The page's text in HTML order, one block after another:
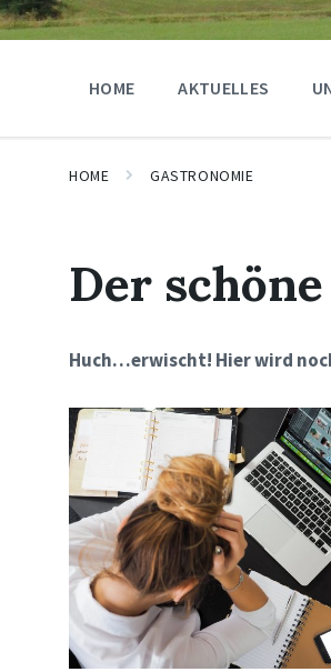
HOME AKTUELLES
HOME GASTRONOMIE
Der
Huch…erwischt! Hier wird